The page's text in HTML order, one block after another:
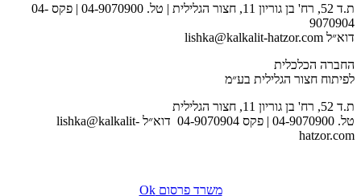
ת.ד 52, רח' בן גוריון 11, חצור הגלילית | טל. 04-9070900 | פקס 04-
9070904
דוא״ל lishka@kalkalit-hatzor.com
החברה הכלכלית
לפיתוח חצור הגלילית בע״מ
ת.ד 52, רח' בן גוריון 11, חצור הגלילית
טל. 04-9070900 | פקס 04-9070904 דוא״ל lishka@kalkalit-
hatzor.com
משרד פרסום Ok